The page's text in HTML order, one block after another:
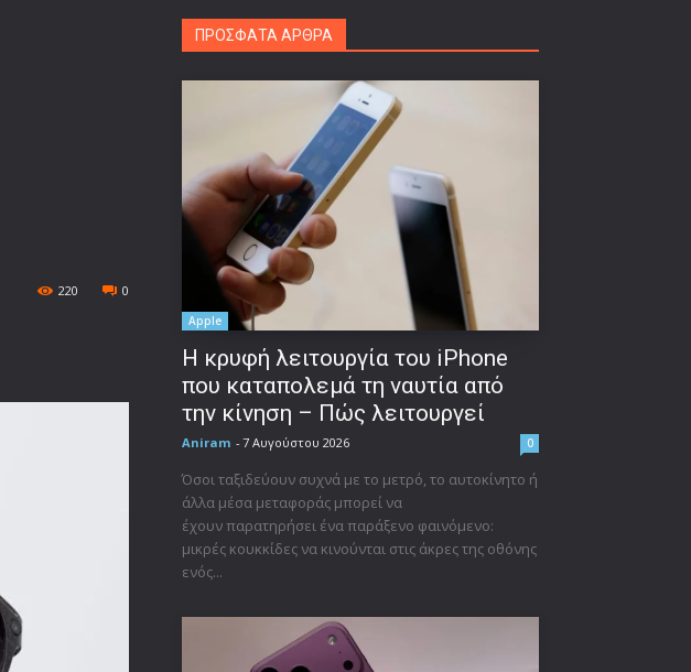
0
220
ΠΡΟΣΦΑΤΑ ΑΡΘΡΑ
Apple
Η κρυφή λειτουργία του iPhone
που καταπολεμά τη ναυτία από
την κίνηση – Πώς λειτουργεί
Aniram - 7 Αυγούστου 2026 0
Όσοι ταξιδεύουν συχνά με το μετρό, το αυτοκίνητο ή
άλλα μέσα μεταφοράς μπορεί να
έχουν παρατηρήσει ένα παράξενο φαινόμενο:
μικρές κουκκίδες να κινούνται στις άκρες της οθόνης
ενός...